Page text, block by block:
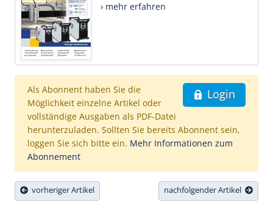
› mehr erfahren
Login
Als Abonnent haben Sie die
Möglichkeit einzelne Artikel oder
vollständige Ausgaben als PDF-Datei
herunterzuladen. Sollten Sie bereits Abonnent sein,
loggen Sie sich bitte ein. Mehr Informationen zum
Abonnement
vorheriger Artikel nachfolgender Artikel